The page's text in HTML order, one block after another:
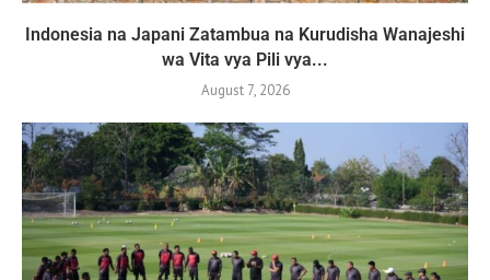
Indonesia na Japani Zatambua na Kurudisha Wanajeshi
wa Vita vya Pili vya...
August 7, 2026